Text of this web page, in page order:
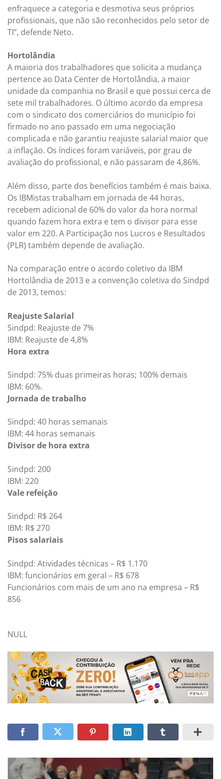
enfraquece a categoria e desmotiva seus próprios
profissionais, que não são reconhecidos pelo setor de
TI”, defende Neto.
Hortolândia
A maioria dos trabalhadores que solicita a mudança
pertence ao Data Center de Hortolândia, a maior
unidade da companhia no Brasil e que possui cerca de
sete mil trabalhadores. O último acordo da empresa
com o sindicato dos comerciários do município foi
firmado no ano passado em uma negociação
complicada e não garantiu reajuste salarial maior que
a inflação. Os índices foram variáveis, por grau de
avaliação do profissional, e não passaram de 4,86%.
Além disso, parte dos benefícios também é mais baixa.
Os IBMistas trabalham em jornada de 44 horas,
recebem adicional de 60% do valor da hora normal
quando fazem hora extra e tem o divisor para esse
valor em 220. A Participação nos Lucros e Resultados
(PLR) também depende de avaliação.
Na comparação entre o acordo coletivo da IBM
Hortolândia de 2013 e a convenção coletiva do Sindpd
de 2013, temos:
Reajuste Salarial
Sindpd: Reajuste de 7%
IBM: Reajuste de 4,8%
Hora extra
Sindpd: 75% duas primeiras horas; 100% demais
IBM: 60%.
Jornada de trabalho
Sindpd: 40 horas semanais
IBM: 44 horas semanais
Divisor de hora extra
Sindpd: 200
IBM: 220
Vale refeição
Sindpd: R$ 264
IBM: R$ 270
Pisos salariais
Sindpd: Atividades técnicas – R$ 1.170
IBM: funcionários em geral – R$ 678
Funcionários com mais de um ano na empresa – R$
856
NULL